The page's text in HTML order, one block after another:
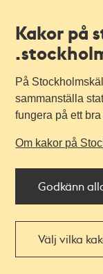
Kakor på
På
sammanställa
fungera på ett
Om kakor på
Godkänn
Välj vilka